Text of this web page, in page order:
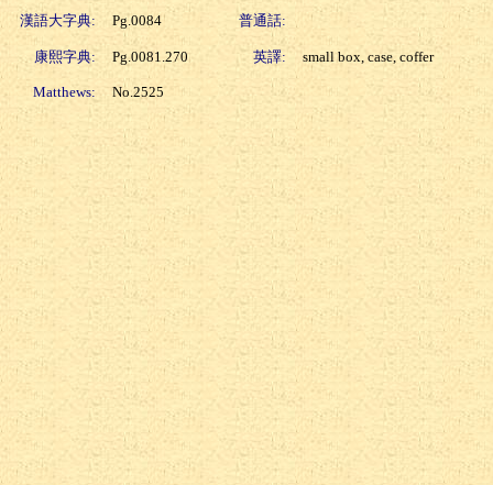
漢語大字典:
Pg.0084 普通話:
康熙字典: Pg.0081.270 英譯: small box, case, coffer
Matthews: No.2525